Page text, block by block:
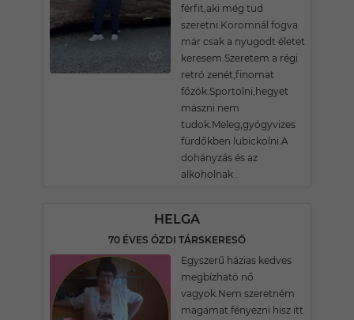
férfit,aki még tud
szeretni.Koromnál fogva
már csak a nyugodt életet
keresem.Szeretem a régi
retró zenét,finomat
főzök.Sportolni,hegyet
mászni nem
tudok.Meleg,gyógyvizes
fürdőkben lubickolni.A
dohányzás és az
alkoholnak .
HELGA
70 ÉVES ÓZDI TÁRSKERESŐ
Egyszerű házias kedves
megbízható nő
vagyok.Nem szeretném
magamat fényezni hisz itt